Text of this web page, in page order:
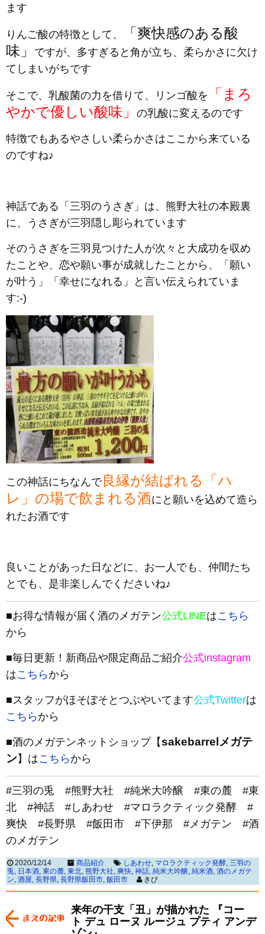
ます
りんご酸の特徴として、
「爽快感のある酸
味」
ですが、多すぎると角が立ち、柔らかさに欠け
てしまいがちです
そこで、乳酸菌の力を借りて、リンゴ酸を
「まろ
やかで優しい酸味」
の乳酸に変えるのです
特徴でもあるやさしい柔らかさはここから来ている
のですね♪
神話である「三羽のうさぎ」は、熊野大社の本殿裏
に、うさぎが三羽隠し彫られています
そのうさぎを三羽見つけた人が次々と大成功を収め
たことや、恋や願い事が成就したことから、「願い
が叶う」「幸せになれる」と言い伝えられていま
す:-)
この神話にちなんで良縁が結ばれる「ハ
レ」の場で飲まれる酒にと願いを込めて造ら
れたお酒です
良いことがあった日などに、お一人でも、仲間たち
とでも、是非楽しんでくださいね♪
■お得な情報が届く酒のメガテン公式LINEはこちら
から
■毎日更新！新商品や限定商品ご紹介公式instagram
はこちらから
■スタッフがほそぼそとつぶやいてます公式Twitterは
こちらから
■酒のメガテンネットショップ【sakebarrelメガテ
ン 】はこちらから
#三羽の兎 #熊野大社 #純米大吟醸 #東の麓 #東
北 #神話 #しあわせ #マロラクティック発酵 #
爽快 #長野県 #飯田市 #下伊那 #メガテン #酒
のメガテン
2020/12/14 商品紹介 しあわせ, マロラクティック発酵, 三羽の
兎, 日本酒, 東の麓, 東北, 熊野大社, 爽快, 神話, 純米大吟醸, 純米酒, 酒のメガテ
ン, 酒屋, 長野県, 長野県飯田市, 飯田市 きび
来年の干支「丑」が描かれた 『コー
ト デュ ローヌ ルージュ プティ アンデ